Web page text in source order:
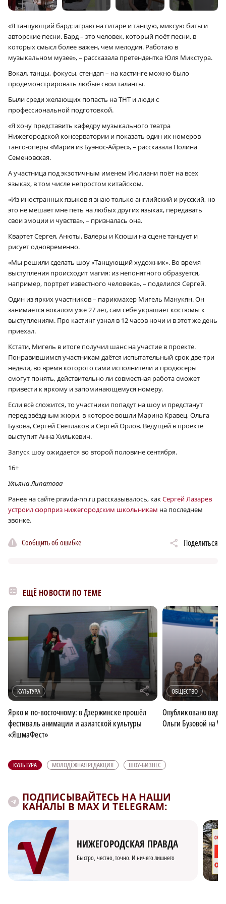
«Я танцующий бард: играю на гитаре и танцую, миксую биты и
авторские песни. Бард – это человек, который поёт песни, в
которых смысл более важен, чем мелодия. Работаю в
музыкальном музее», – рассказала претендентка Юля Микстура.
Вокал, танцы, фокусы, стендап – на кастинге можно было
продемонстрировать любые свои таланты.
Были среди желающих попасть на ТНТ и люди с
профессиональной подготовкой.
«Я хочу представить кафедру музыкального театра
Нижегородской консерватории и показать один их номеров
танго-оперы «Мария из Буэнос-Айрес», – рассказала Полина
Семеновская.
А участница под экзотичным именем Июлиани поёт на всех
языках, в том числе непростом китайском.
«Из иностранных языков я знаю только английский и русский, но
это не мешает мне петь на любых других языках, передавать
свои эмоции и чувства», – призналась она.
Квартет Сергея, Анюты, Валеры и Ксюши на сцене танцует и
рисует одновременно.
«Мы решили сделать шоу «Танцующий художник». Во время
выступления происходит магия: из непонятного образуется,
например, портрет известного человека», – поделился Сергей.
Один из ярких участников – парикмахер Мигель Манукян. Он
занимается вокалом уже 27 лет, сам себе украшает костюмы к
выступлениям. Про кастинг узнал в 12 часов ночи и в этот же день
приехал.
Кстати, Мигель в итоге получил шанс на участие в проекте.
Понравившимся участникам даётся испытательный срок две-три
недели, во время которого сами исполнители и продюсеры
смогут понять, действительно ли совместная работа сможет
привести к яркому и запоминающемуся номеру.
Если всё сложится, то участники попадут на шоу и предстанут
перед звёздным жюри, в которое вошли Марина Кравец, Ольга
Бузова, Сергей Светлаков и Сергей Орлов. Ведущей в проекте
выступит Анна Хилькевич.
Запуск шоу ожидается во второй половине сентября.
16+
Ульяна Липатова
Ранее на сайте pravda-nn.ru рассказывалось, какСергей Лазарев
устроил сюрприз нижегородским школьникам на последнем
звонке.
Сообщить об ошибке Поделиться
ЕЩЁ НОВОСТИ ПО ТЕМЕ
КУЛЬТУРА r
Ярко и по-восточному: в Дзержинске прошёл
фестиваль анимации и азиатской культуры
«ЯшмаФест»
ОБЩЕСТВО
Опубликовано
Ольги Бузовой на
КУЛЬТУРА МОЛОДЁЖНАЯ РЕДАКЦИЯ ШОУ-БИЗНЕС
ПОДПИСЫВАЙТЕСЬ НА НАШИ
КАНАЛЫ В MAX И TELEGRAM:
НИЖЕГОРОДСКАЯ ПРАВДА
Быстро, честно, точно. И ничего лишнего